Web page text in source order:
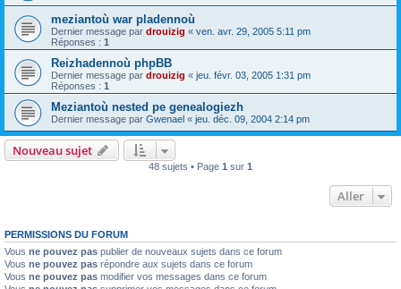
meziantoù war pladennoù
Dernier message par drouizig « ven. avr. 29, 2005 5:11 pm
Réponses : 1
Reizhadennoù phpBB
Dernier message par drouizig « jeu. févr. 03, 2005 1:31 pm
Réponses : 1
Meziantoù nested pe genealogiezh
Dernier message par Gwenael « jeu. déc. 09, 2004 2:14 pm
Nouveau sujet
48 sujets • Page 1 sur 1
Aller
PERMISSIONS DU FORUM
Vous ne pouvez pas publier de nouveaux sujets dans ce forum
Vous ne pouvez pas répondre aux sujets dans ce forum
Vous ne pouvez pas modifier vos messages dans ce forum